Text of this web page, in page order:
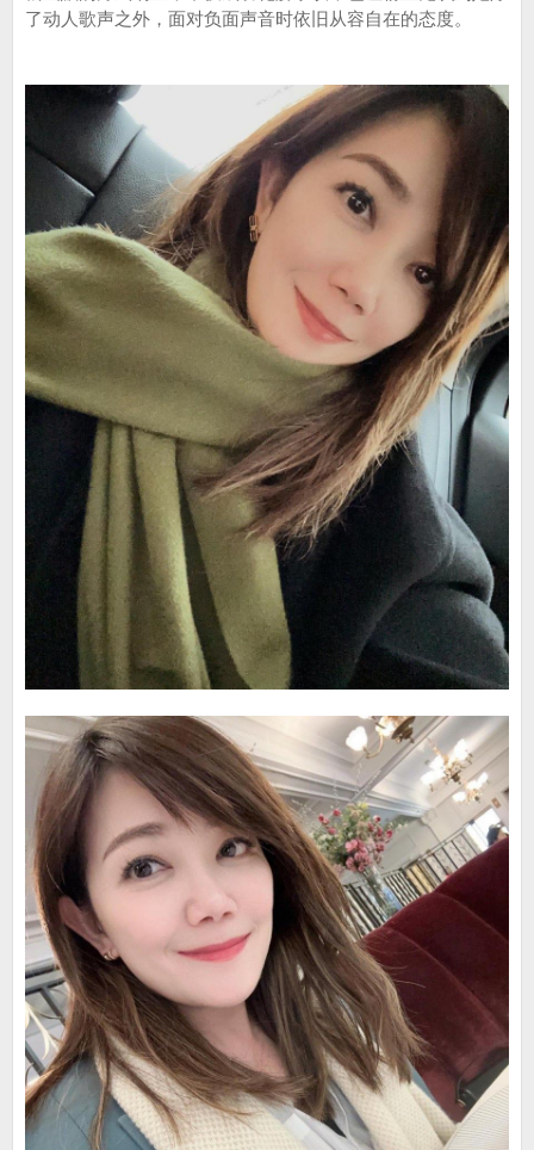
了动人歌声之外，面对负面声音时依旧从容自在的态度。